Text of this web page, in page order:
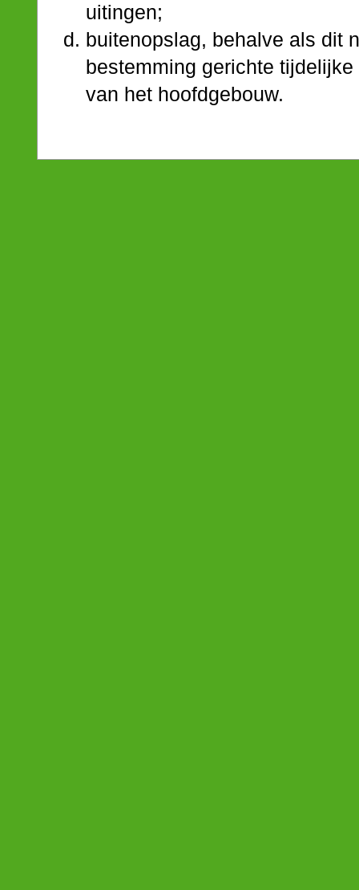
uitingen;
buitenopslag, behalve als dit
bestemming gerichte
van het hoofdgebouw.